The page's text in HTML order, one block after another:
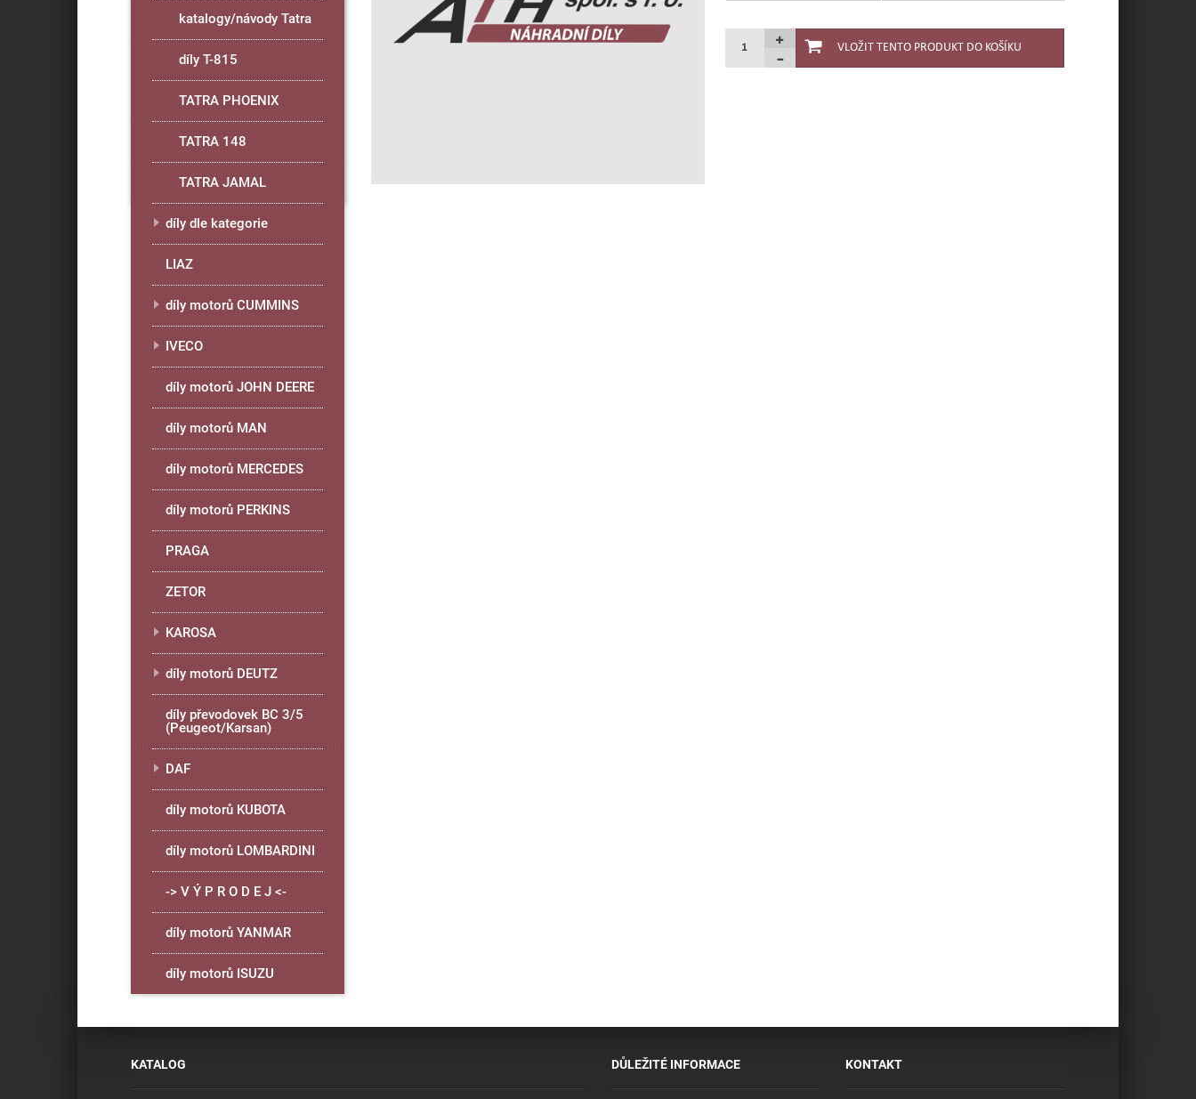
katalogy/návody Tatra
díly T-815
TATRA PHOENIX
TATRA 148
TATRA JAMAL
díly dle kategorie
LIAZ
díly motorů CUMMINS
IVECO
díly motorů JOHN DEERE
díly motorů MAN
díly motorů MERCEDES
díly motorů PERKINS
PRAGA
ZETOR
KAROSA
díly motorů DEUTZ
díly převodovek BC 3/5
(Peugeot/Karsan)
DAF
díly motorů KUBOTA
díly motorů LOMBARDINI
-> V Ý P R O D E J <-
díly motorů YANMAR
díly motorů ISUZU
KATALOG DŮLEŽITÉ INFORMACE KONTAKT